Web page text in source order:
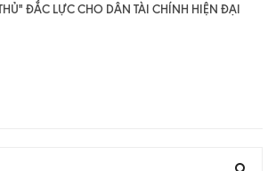
ĐẮC LỰC CHO DÂN TÀI CHÍNH HIỆN ĐẠI